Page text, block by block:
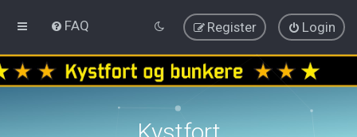
FAQ Login
Register